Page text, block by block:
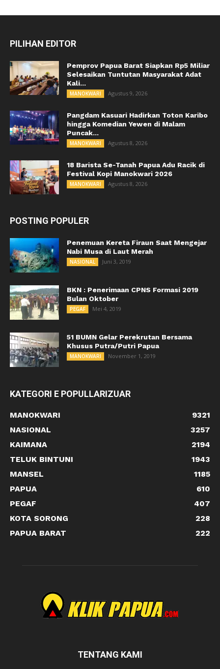
PILIHAN EDITOR
Pemprov Papua Barat Siapkan Rp5 Miliar
Selesaikan Tuntutan Masyarakat Adat
Kali...
MANOKWARI Agustus 9, 2026
Pangdam Kasuari Hadirkan Toton Karibo
hingga Komedian Yewen di Malam
Puncak...
MANOKWARI Agustus 8, 2026
18 Barista Se-Tanah Papua Adu Racik di
Festival Kopi Manokwari 2026
MANOKWARI Agustus 8, 2026
POSTING POPULER
Penemuan Kereta Firaun Saat Mengejar
Nabi Musa di Laut Merah
NASIONAL Juni 3, 2019
BKN : Penerimaan CPNS Formasi 2019
Bulan Oktober
PEGAF Mei 4, 2019
51 BUMN Gelar Perekrutan Bersama
Khusus Putra/Putri Papua
MANOKWARI November 1, 2019
KATEGORI E POPULLARIZUAR
MANOKWARI
9321
NASIONAL
3257
KAIMANA
2194
TELUK BINTUNI
1943
MANSEL
1185
PAPUA
610
PEGAF
407
KOTA SORONG
228
PAPUA BARAT
222
TENTANG KAMI